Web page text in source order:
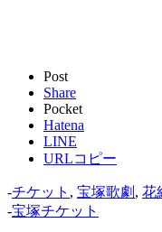
Post
Share
Pocket
Hatena
LINE
URLコピー
-チケット , 宝塚歌劇 , 花
-宝塚チケット